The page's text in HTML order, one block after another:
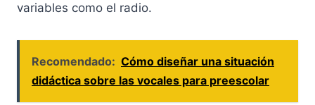
variables como el radio.
Recomendado: Cómo diseñar una situación
didáctica sobre las vocales para preescolar